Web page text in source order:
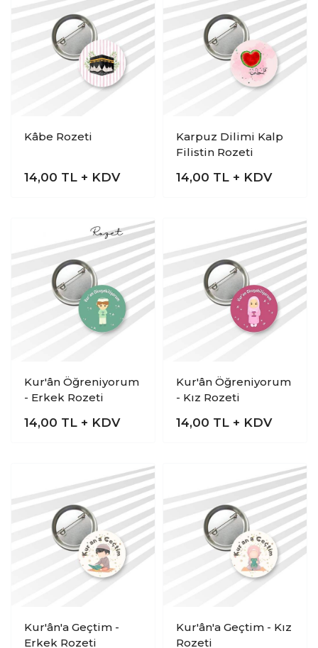
Kâbe Rozeti
14,00 TL + KDV
Karpuz Dilimi Kalp
Filistin Rozeti
14,00 TL + KDV
Kur'ân Öğreniyorum
- Erkek Rozeti
14,00 TL + KDV
Kur'ân Öğreniyorum
- Kız Rozeti
14,00 TL + KDV
Kur'ân'a Geçtim -
Erkek Rozeti
Kur'ân'a Geçtim - Kız
Rozeti